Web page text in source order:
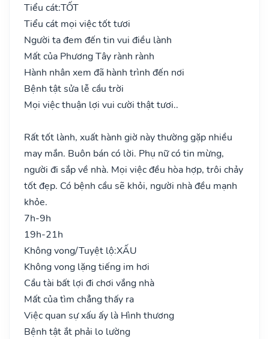
Tiểu cát:TỐT
Tiểu cát mọi việc tốt tươi
Người ta đem đến tin vui điều lành
Mất của Phương Tây rành rành
Hành nhân xem đã hành trình đến nơi
Bệnh tật sửa lễ cầu trời
Mọi việc thuận lợi vui cười thật tươi..
Rất tốt lành, xuất hành giờ này thường gặp nhiều
may mắn. Buôn bán có lời. Phụ nữ có tin mừng,
người đi sắp về nhà. Mọi việc đều hòa hợp, trôi chảy
tốt đẹp. Có bệnh cầu sẽ khỏi, người nhà đều mạnh
khỏe.
7h-9h
19h-21h
Không vong/Tuyệt lộ:XẤU
Không vong lặng tiếng im hơi
Cầu tài bất lợi đi chơi vắng nhà
Mất của tìm chẳng thấy ra
Việc quan sự xấu ấy là Hình thương
Bệnh tật ắt phải lo lường